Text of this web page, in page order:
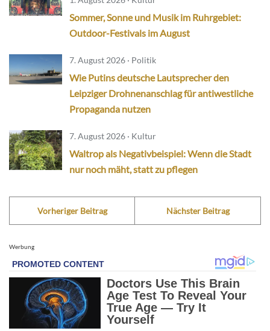
Sommer, Sonne und Musik im Ruhrgebiet:
Outdoor-Festivals im August
7. August 2026 · Politik
Wie Putins deutsche Lautsprecher den
Leipziger Drohnenanschlag für antiwestliche
Propaganda nutzen
7. August 2026 · Kultur
Waltrop als Negativbeispiel: Wenn die Stadt
nur noch mäht, statt zu pflegen
Vorheriger Beitrag Nächster Beitrag
Werbung